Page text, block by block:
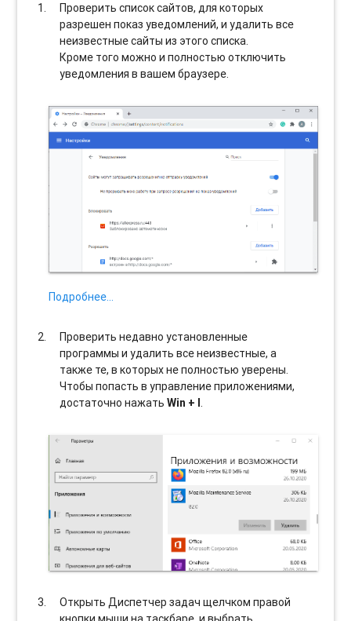
Проверить список сайтов, для которых
разрешен показ уведомлений, и удалить все
неизвестные сайты из этого списка.
Кроме того можно и полностью отключить
уведомления в вашем браузере.
Подробнее…
Проверить недавно установленные
программы и удалить все неизвестные, а
также те, в которых не полностью уверены.
Чтобы попасть в управление приложениями,
достаточно нажатьWin + I.
Открыть Диспетчер задач щелчком правой